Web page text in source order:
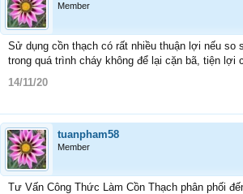
Member
Sử dụng cồn thạch có rất nhiều thuận lợi nếu
trong quá trình cháy không để lại cặn bã, tiện
14/11/20
tuanpham58
Member
Tư Vấn Công Thức Làm Cồn Thạch phân phối